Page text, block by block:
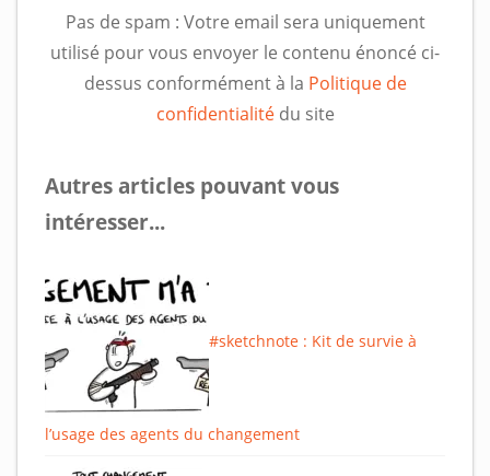
Pas de spam : Votre email sera uniquement
utilisé pour vous envoyer le contenu énoncé ci-
dessus conformément à la Politique de
confidentialitédu site
Autres articles pouvant vous
intéresser...
#sketchnote : Kit de survie à
l’usage des agents du changement